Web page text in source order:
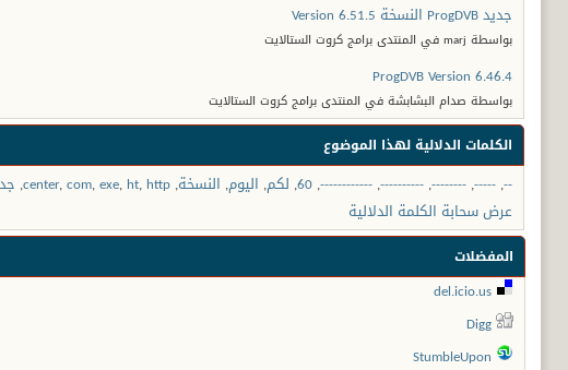
جديد ProgDVB النسخة Version 6.51.5
بواسطة marj في المنتدى برامج كروت الستالايت
ProgDVB Version 6.46.4
بواسطة صدام البشابشة في المنتدى برامج كروت الستالايت
الكلمات الدلالية لهذا الموضوع
--
,
-----
,
--------
,
----------
,
------------
,
60
, لكم, اليوم, النسخة,
center,com,exe, ht, http
,
عرض سحابة الكلمة الدلالية
المفضلات
del.icio.us
Digg
StumbleUpon